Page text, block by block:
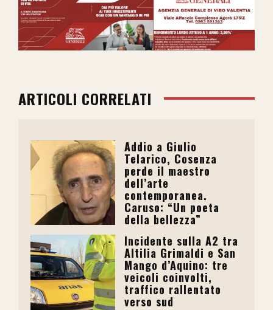
ARTICOLI CORRELATI
Addio a Giulio
Telarico, Cosenza
perde il maestro
dell’arte
contemporanea.
Caruso: “Un poeta
della bellezza”
Incidente sulla A2 tra
Altilia Grimaldi e San
Mango d’Aquino: tre
veicoli coinvolti,
traffico rallentato
verso sud